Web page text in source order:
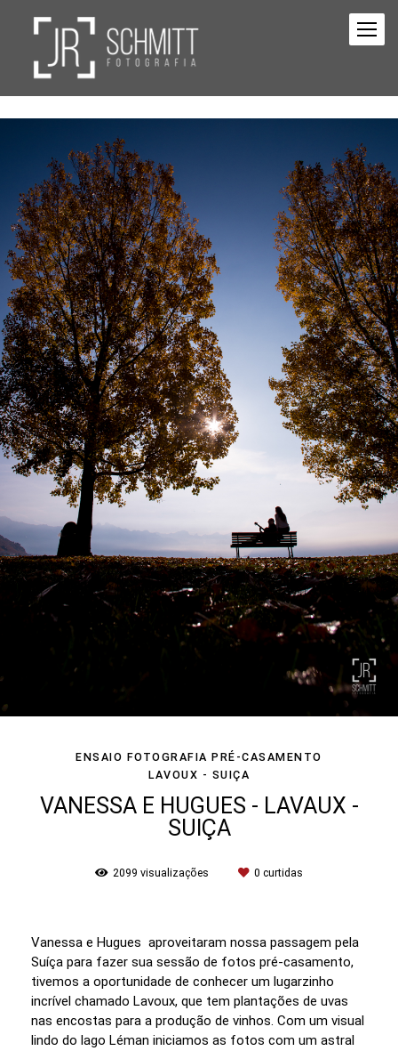
ENSAIO FOTOGRAFIA PRÉ-CASAMENTO
LAVOUX - SUIÇA
VANESSA E HUGUES - LAVAUX -
SUIÇA
2099 visualizações 0 curtidas
Vanessa e Hugues aproveitaram nossa passagem pela
Suíça para fazer sua sessão de fotos pré-casamento,
tivemos a oportunidade de conhecer um lugarzinho
incrível chamado Lavoux, que tem plantações de uvas
nas encostas para a produção de vinhos. Com um visual
lindo do lago Léman iniciamos as fotos com um astral